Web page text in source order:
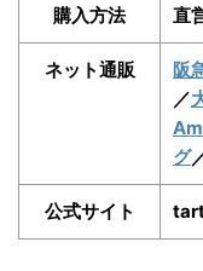
購入方法 直
ネット通販 阪
／
グ
公式サイト